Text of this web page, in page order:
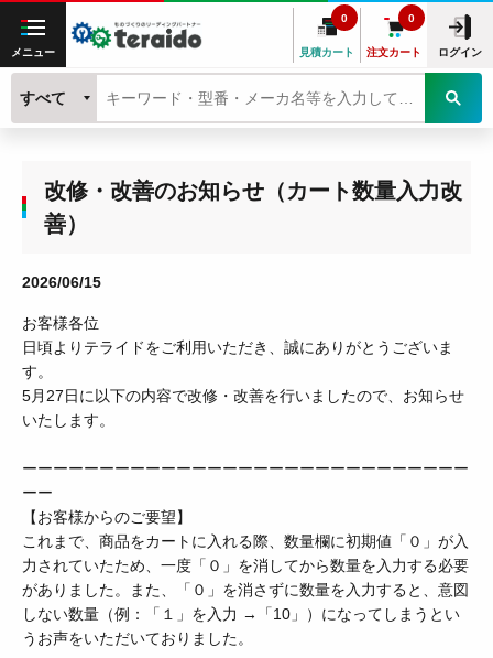
メニュー 見積カート
0
注文カート
0
ログイン
すべて
改修・改善のお知らせ（カート数量入力改
善）
2026/06/15
お客様各位
日頃よりテライドをご利用いただき、誠にありがとうございま
す。
5月27日に以下の内容で改修・改善を行いましたので、お知らせ
いたします。
ーーーーーーーーーーーーーーーーーーーーーーーーーーーーー
ーー
【お客様からのご要望】
これまで、商品をカートに入れる際、数量欄に初期値「０」が入
力されていたため、一度「０」を消してから数量を入力する必要
がありました。また、「０」を消さずに数量を入力すると、意図
しない数量（例：「１」を入力 →「10」）になってしまうとい
うお声をいただいておりました。